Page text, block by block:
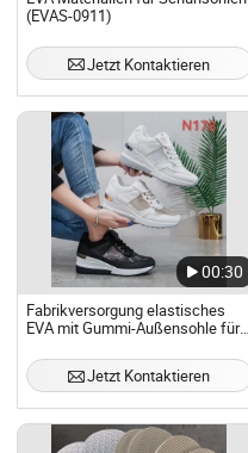
(EVAS-0911)
Jetzt Kontaktieren
00:30
Fabrikversorgung elastisches
EVA mit Gummi-Außensohle für
Sportsohle Materialversorgung
Jetzt Kontaktieren